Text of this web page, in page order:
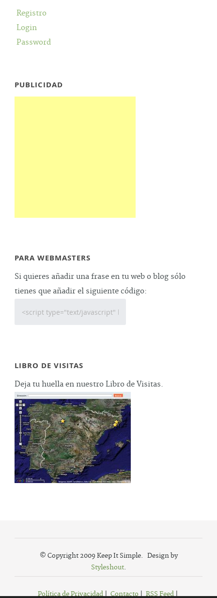
Registro
Login
Password
PUBLICIDAD
PARA WEBMASTERS
Si quieres añadir una frase en tu web o blog sólo
tienes que añadir el siguiente código:
LIBRO DE VISITAS
Deja tu huella en nuestro Libro de Visitas.
© Copyright 2009 Keep It Simple. Design by
Styleshout.
Política de Privacidad| Contacto| RSS Feed|